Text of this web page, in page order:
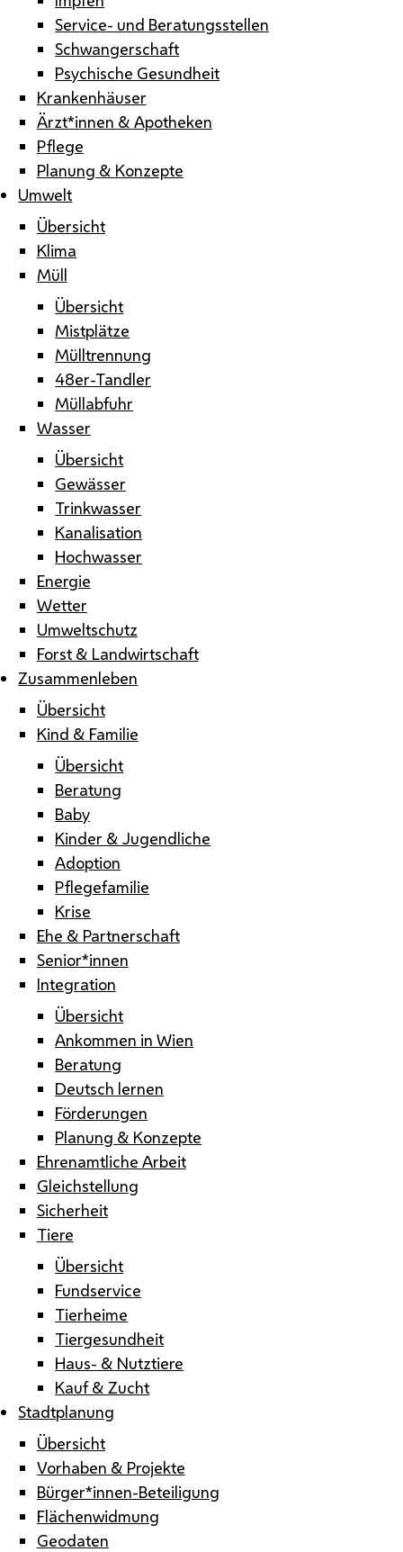
Service- und Beratungsstellen
Schwangerschaft
Psychische Gesundheit
Krankenhäuser
Ärzt*innen & Apotheken
Pflege
Planung & Konzepte
Umwelt
Übersicht
Klima
Müll
Übersicht
Mistplätze
Mülltrennung
48er-Tandler
Müllabfuhr
Wasser
Übersicht
Gewässer
Trinkwasser
Kanalisation
Hochwasser
Energie
Wetter
Umweltschutz
Forst & Landwirtschaft
Zusammenleben
Übersicht
Kind & Familie
Übersicht
Beratung
Baby
Kinder & Jugendliche
Adoption
Pflegefamilie
Krise
Ehe & Partnerschaft
Senior*innen
Integration
Übersicht
Ankommen in Wien
Beratung
Deutsch lernen
Förderungen
Planung & Konzepte
Ehrenamtliche Arbeit
Gleichstellung
Sicherheit
Tiere
Übersicht
Fundservice
Tierheime
Tiergesundheit
Haus- & Nutztiere
Kauf & Zucht
Stadtplanung
Übersicht
Vorhaben & Projekte
Bürger*innen-Beteiligung
Flächenwidmung
Geodaten